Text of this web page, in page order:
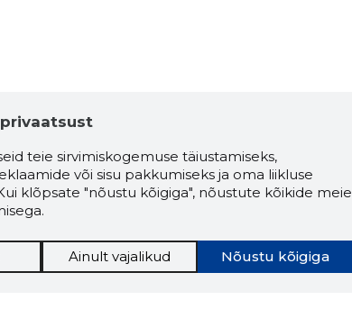
teie sirvimiskogemuse täiustamiseks,
või sisu pakkumiseks ja oma liikluse
klõpsate "nõustu kõigiga", nõustute kõikide meie
Nõustu kõigiga
Ainult vajalikud